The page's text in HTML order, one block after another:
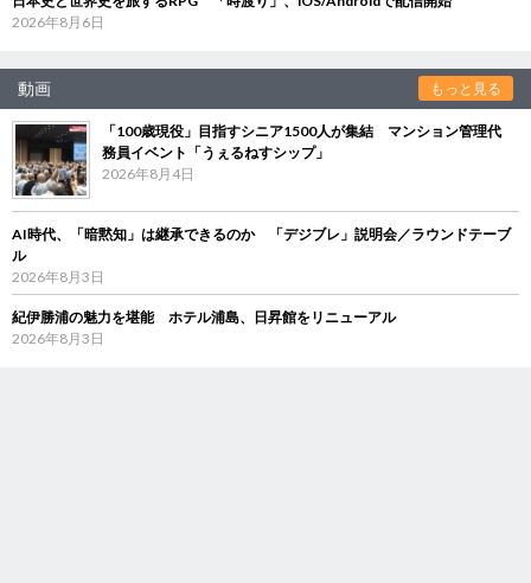
2026年8月6日
動画 もっと見る
「100歳現役」目指すシニア1500人が集結 マンション管理代
務員イベント「うぇるねすシップ」
2026年8月4日
AI時代、「暗黙知」は継承できるのか 「デジブレ」説明会／ラウンドテーブ
ル
2026年8月3日
紀伊勝浦の魅力を堪能 ホテル浦島、日昇館をリニューアル
2026年8月3日